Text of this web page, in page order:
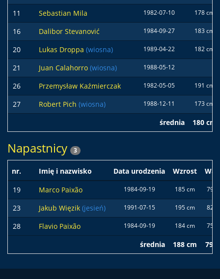
11 Sebastian Mila 1982-07-10 178 cm
16 Dalibor Stevanović 1984-09-27 183 cm
20 Lukas Droppa (wiosna) 1989-04-22 182 cm
21 Juan Calahorro (wiosna) 1988-05-12
26 Przemysław Kaźmierczak 1982-05-05 191 cm
27 Robert Pich (wiosna) 1988-12-11 173 cm
średnia 180 cm
Napastnicy 3
nr. Imię i nazwisko Data urodzenia Wzrost
19
Marco Paixão 1984-09-19 185 cm 79
23 Jakub Więzik (jesień) 1991-07-15 195 cm 82
28 Flavio Paixão 1984-09-19 184 cm 75
średnia 188 cm 79